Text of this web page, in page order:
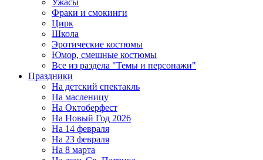
Ужасы
Фраки и смокинги
Цирк
Школа
Эротические костюмы
Юмор, смешные костюмы
Все из раздела "Темы и персонажи"
Праздники
На детский спектакль
На масленицу
На Октоберфест
На Новый Год 2026
На 14 февраля
На 23 февраля
На 8 марта